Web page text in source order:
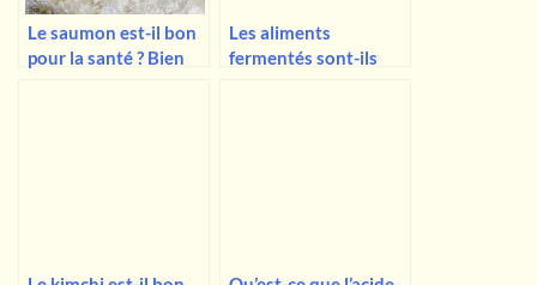
Le saumon est-il bon
pour la santé ? Bien
Les aliments
fermentés sont-ils